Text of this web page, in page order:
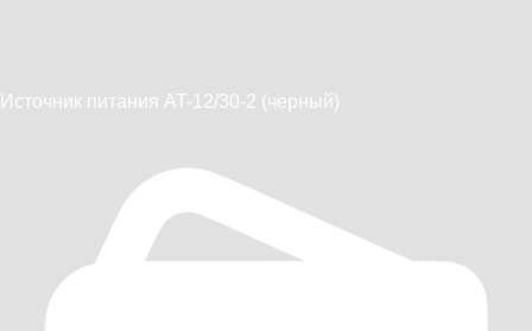
Источник питания AT-12/30-2 (черный)